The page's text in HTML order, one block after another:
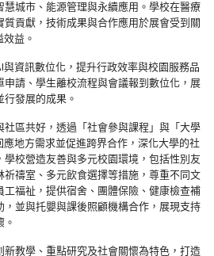
城市、能源管理與永續應用。學校在醫療
貢獻，技術成果與合作應用於展會受到關
益。
資訊數位化，提升行政效率與校園服務品
請、學生離校流程與會議報到數位化，展
發展的成果。
區共好，透過「社會參與課程」與「大學
應地方需求並促進跨界合作，深化大學的社
校營造友善與多元校園環境，包括性別友
禱室、多元飲食選擇等措施，尊重不同文
福祉，提供宿舍、團體保險、健康檢查補
並與托嬰與課後照顧機構合作，展現支持
教學、重點研究及社會關懷為特色，打造